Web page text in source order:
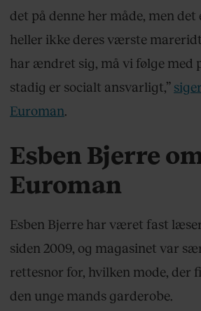
det på denne her måde, men
heller ikke deres værste
har ændret sig, må vi følge med
stadig er socialt ansvarligt,”
Euroman.
Esben Bjerre
Euroman
Esben Bjerre har været fast
siden 2009, og magasinet var
rettesnor for, hvilken mode, der
den unge mands garderobe.